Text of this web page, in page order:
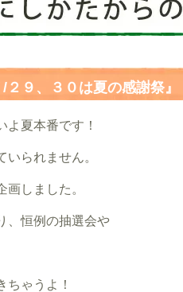
/２９、３０は夏の感謝祭』
よ夏本番です！
いられません。
しました。
、恒例の抽選会や
ちゃうよ！